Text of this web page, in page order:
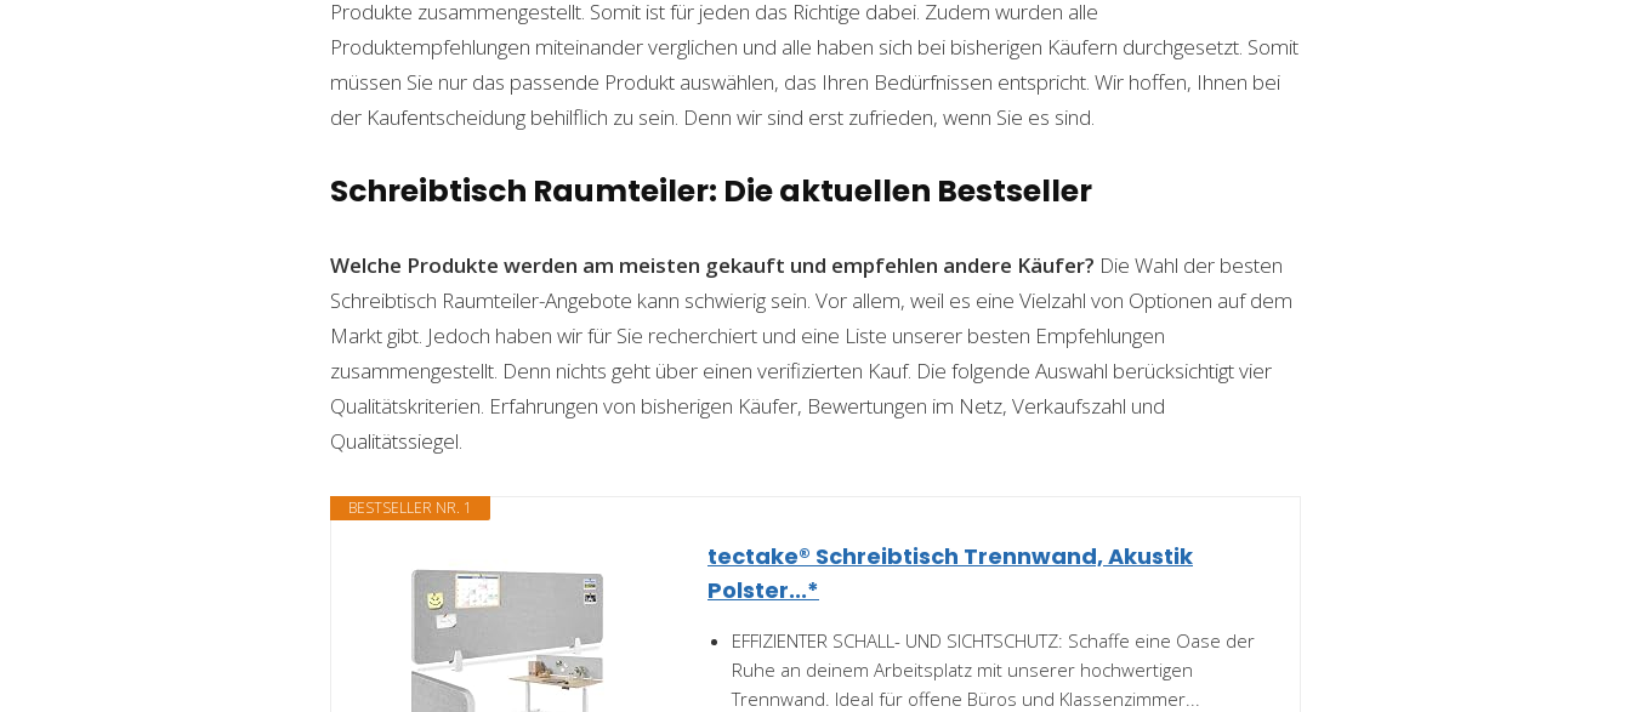
Produkte zusammengestellt. Somit ist für jeden das Richtige dabei. Zudem wurden alle
Produktempfehlungen miteinander verglichen und alle haben sich bei bisherigen Käufern durchgesetzt. Somit
müssen Sie nur das passende Produkt auswählen, das Ihren Bedürfnissen entspricht. Wir hoffen, Ihnen bei
der Kaufentscheidung behilflich zu sein. Denn wir sind erst zufrieden, wenn Sie es sind.
Schreibtisch Raumteiler: Die aktuellen Bestseller
Welche Produkte werden am meisten gekauft und empfehlen andere Käufer? Die Wahl der besten
Schreibtisch Raumteiler-Angebote kann schwierig sein. Vor allem, weil es eine Vielzahl von Optionen auf dem
Markt gibt. Jedoch haben wir für Sie recherchiert und eine Liste unserer besten Empfehlungen
zusammengestellt. Denn nichts geht über einen verifizierten Kauf. Die folgende Auswahl berücksichtigt vier
Qualitätskriterien. Erfahrungen von bisherigen Käufer, Bewertungen im Netz, Verkaufszahl und
Qualitätssiegel.
BESTSELLER NR. 1
tectake® Schreibtisch Trennwand, Akustik
Polster...*
EFFIZIENTER SCHALL- UND SICHTSCHUTZ: Schaffe eine Oase der
Ruhe an deinem Arbeitsplatz mit unserer hochwertigen
Trennwand. Ideal für offene Büros und Klassenzimmer...